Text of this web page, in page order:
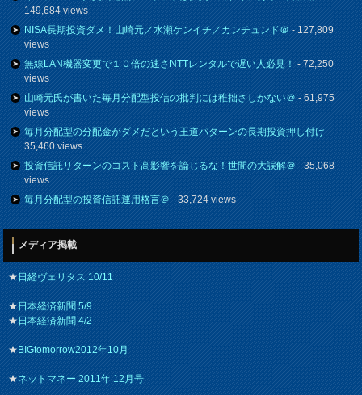
149,684 views
NISA長期投資ダメ！山崎元／水瀬ケンイチ／カンチュンド＠- 127,809
views
無線LAN機器変更で１０倍の速さNTTレンタルで遅い人必見！- 72,250
views
山崎元氏が書いた毎月分配型投信の批判には稚拙さしかない＠- 61,975
views
毎月分配型の分配金がダメだという王道パターンの長期投資押し付け-
35,460 views
投資信託リターンのコスト高影響を論じるな！世間の大誤解＠- 35,068
views
毎月分配型の投資信託運用格言＠- 33,724 views
メディア掲載
★日経ヴェリタス 10/11
★日本経済新聞 5/9
★日本経済新聞 4/2
★BIGtomorrow2012年10月
★ネットマネー 2011年 12月号